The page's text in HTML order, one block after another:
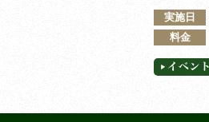
実施日
料金